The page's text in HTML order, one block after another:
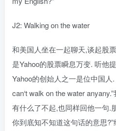
J2: Walking on the water
和美国人坐在一起聊天,谈起股
是Yahoo的股票瞬息万变. 听他
Yahoo的创始人之一是位中国人
can‘t walk on the water
有什么了不起,也同样回他一句.
你到底知不知道这句话的意思